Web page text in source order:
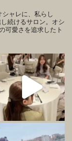
シャレに、私らし
続けるサロン。オシ
可愛さを追求したト